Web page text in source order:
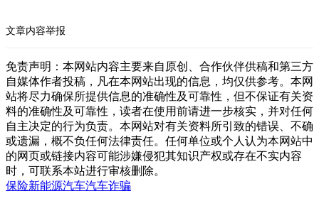
文章内容举报
免责声明：本网站内容主要来自原创、合作伙伴供稿和第三方
自媒体作者投稿，凡在本网站出现的信息，均仅供参考。本网
站将尽力确保所提供信息的准确性及可靠性，但不保证有关资
料的准确性及可靠性，读者在使用前请进一步核实，并对任何
自主决定的行为负责。本网站对有关资料所引致的错误、不确
或遗漏，概不负任何法律责任。任何单位或个人认为本网站中
的网页或链接内容可能涉嫌侵犯其知识产权或存在不实内容
时，可联系本站进行审核删除。
保险新能源汽车汽车诈骗